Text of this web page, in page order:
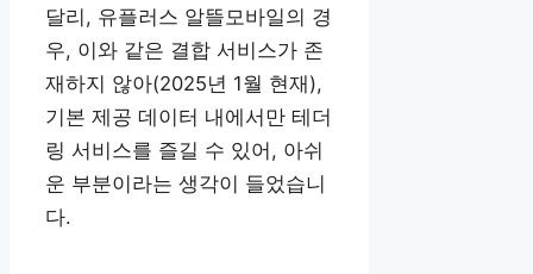
달리, 유플러스 알뜰모바일의 경
우, 이와 같은 결합 서비스가 존
재하지 않아(2025년 1월 현재),
기본 제공 데이터 내에서만 테더
링 서비스를 즐길 수 있어, 아쉬
운 부분이라는 생각이 들었습니
다.